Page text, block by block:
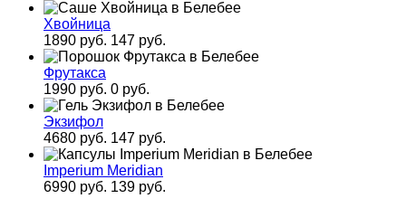
Хвойница
1890 руб. 147 руб.
Фрутакса
1990 руб. 0 руб.
Экзифол
4680 руб. 147 руб.
Imperium Meridian
6990 руб. 139 руб.